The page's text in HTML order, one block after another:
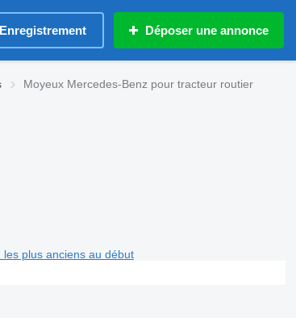
Déposer une annonce
Moyeux Mercedes-Benz pour tracteur routier
les plus anciens au début